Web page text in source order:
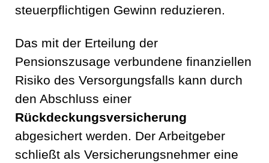
steuerpflichtigen Gewinn reduzieren.
Das mit der Erteilung der
Pensionszusage verbundene finanziellen
Risiko des Versorgungsfalls kann durch
den Abschluss einer
Rückdeckungsversicherung
abgesichert werden. Der Arbeitgeber
schließt als Versicherungsnehmer eine